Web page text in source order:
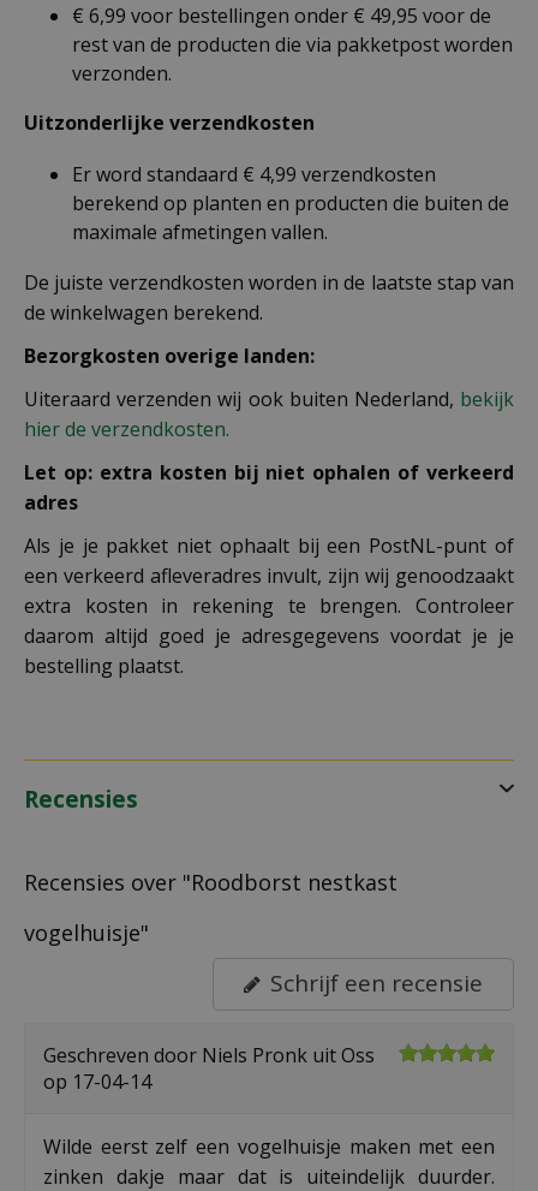
€ 6,99 voor bestellingen onder € 49,95 voor de
rest van de producten die via pakketpost worden
verzonden.
Uitzonderlijke verzendkosten
Er word standaard € 4,99 verzendkosten
berekend op planten en producten die buiten de
maximale afmetingen vallen.
De juiste verzendkosten worden in de laatste stap van
de winkelwagen berekend.
Bezorgkosten overige landen:
Uiteraard verzenden wij ook buiten Nederland, bekijk
hier de verzendkosten.
Let op: extra kosten bij niet ophalen of verkeerd
adres
Als je je pakket niet ophaalt bij een PostNL-punt of
een verkeerd afleveradres invult, zijn wij genoodzaakt
extra kosten in rekening te brengen. Controleer
daarom altijd goed je adresgegevens voordat je je
bestelling plaatst.
Recensies
Recensies over "Roodborst nestkast
vogelhuisje"
Schrijf een recensie
Geschreven door Niels Pronk uit Oss
op 17-04-14
Wilde eerst zelf een vogelhuisje maken met een
zinken dakje maar dat is uiteindelijk duurder.